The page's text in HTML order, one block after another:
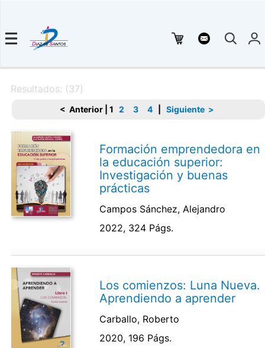
Resultados: (37)
< Anterior| 1 2 3 4 Siguiente >
Formación emprendedora en
la educación superior:
Investigación y buenas
prácticas
Campos Sánchez, Alejandro
2022, 324 Págs.
Los comienzos: Luna Nueva.
Aprendiendo a aprender
Carballo, Roberto
2020, 196 Págs.